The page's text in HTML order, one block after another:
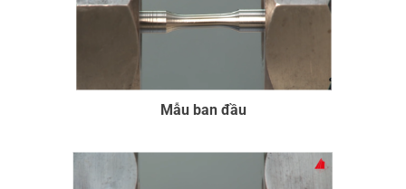
Mẫu ban đầu